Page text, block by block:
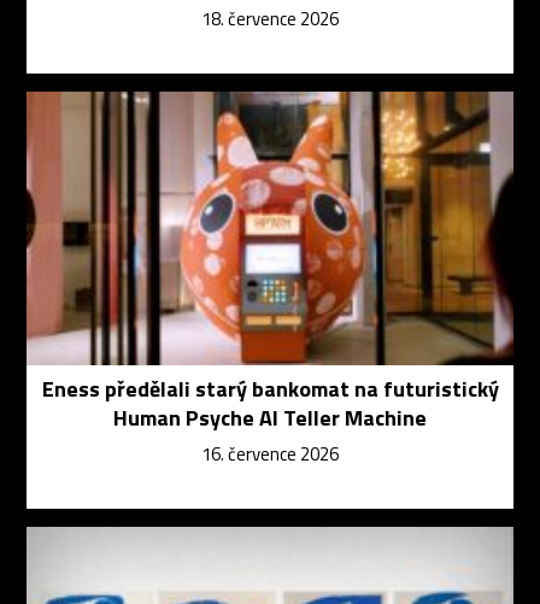
18. července 2026
Eness předělali starý bankomat na futuristický
Human Psyche AI Teller Machine
16. července 2026